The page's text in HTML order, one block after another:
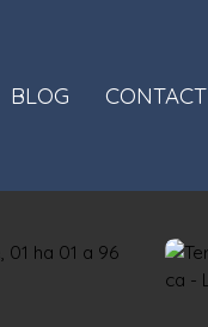
BLOG CONTACT